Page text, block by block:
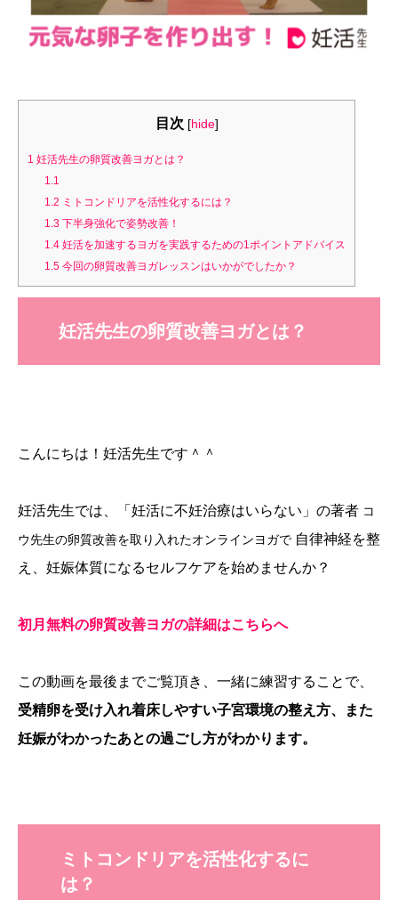
目次 [hide]
1 妊活先生の卵質改善ヨガとは？
1.1
1.2 ミトコンドリアを活性化するには？
1.3下半身強化で姿勢改善！
1.4妊活を加速するヨガを実践するための1ポイントアドバイス
1.5今回の卵質改善ヨガレッスンはいかがでしたか？
妊活先生の卵質改善ヨガとは？
こんにちは！妊活先生です＾＾
妊活先生では、「妊活に不妊治療はいらない」の著者 コ
ウ先生の卵質改善を取り入れたオンラインヨガで 自律神経を整
え、妊娠体質になるセルフケアを始めませんか？
初月無料の卵質改善ヨガの詳細はこちらへ
この動画を最後までご覧頂き、一緒に練習することで、
受精卵を受け入れ着床しやすい子宮環境の整え方、また
妊娠がわかったあとの過ごし方がわかります。
ミトコンドリアを活性化するに
は？